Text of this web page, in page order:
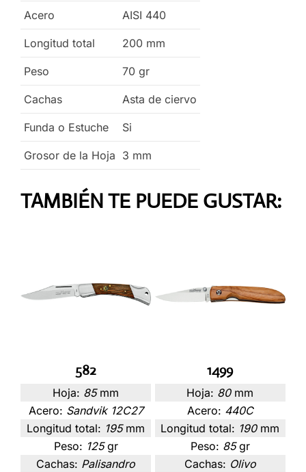
Acero AISI 440
Longitud total 200 mm
Peso 70 gr
Cachas Asta de ciervo
Funda o Estuche Si
Grosor de la Hoja 3 mm
TAMBIÉN TE PUEDE GUSTAR:
582
Hoja: 85 mm
Acero: Sandvik 12C27
Longitud total: 195 mm
Peso: 125 gr
Cachas: Palisandro
1499
Hoja: 80 mm
Acero: 440C
Longitud total: 190 mm
Peso: 85 gr
Cachas: Olivo